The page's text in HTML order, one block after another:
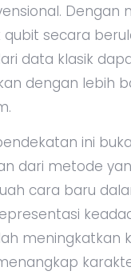
Dengan
secara
data klasik
dengan lebih
ini
dari metode
cara baru
meningkatkan